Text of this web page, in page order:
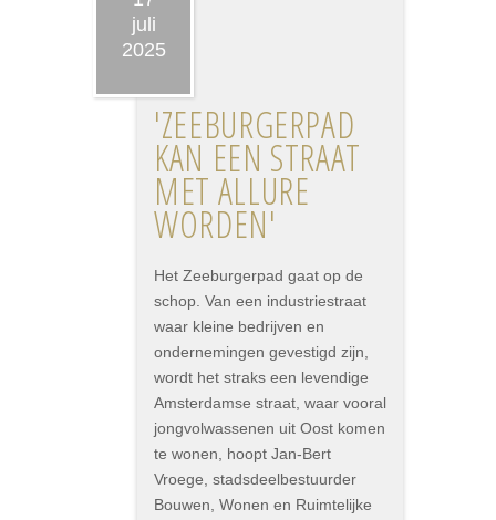
juli
2025
'ZEEBURGERPAD
KAN EEN STRAAT
MET ALLURE
WORDEN'
Het Zeeburgerpad gaat op de
schop. Van een industriestraat
waar kleine bedrijven en
ondernemingen gevestigd zijn,
wordt het straks een levendige
Amsterdamse straat, waar vooral
jongvolwassenen uit Oost komen
te wonen, hoopt Jan-Bert
Vroege, stadsdeelbestuurder
Bouwen, Wonen en Ruimtelijke